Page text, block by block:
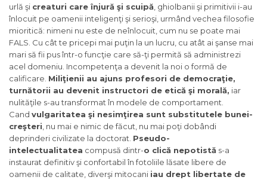
urlă şi creaturi care înjură şi scuipă , ghiolbanii şi primitivii i-au
înlocuit pe oamenii inteligenţi şi serioşi, urmând vechea filosofie
mioritică: nimeni nu este de neînlocuit, cum nu se poate mai
FALS. Cu cât te pricepi mai puţin la un lucru, cu atât ai şanse mai
mari să fii pus într-o funcţie care să-ţi permită să administrezi
acel domeniu. Incompetenţa a devenit la noi o formă de
calificare. Miliţienii au ajuns profesori de democraţie,
turnătorii au devenit instructori de etică şi morală, iar
nulităţile s-au transformat în modele de comportament.
Cand vulgaritatea şi nesimţirea sunt substitutele bunei-
creşteri , nu mai e nimic de făcut, nu mai poţi dobândi
deprinderi civilizate la doctorat. Pseudo-
intelectualitatea compusă dintr-o clică nepotistă s-a
instaurat definitiv şi confortabil în fotoliile lăsate libere de
oamenii de calitate, diverşi mitocani iau drept libertate de